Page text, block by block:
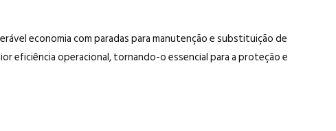
economia com paradas para manutenção e substituição de
eficiência operacional, tornando-o essencial para a proteção e